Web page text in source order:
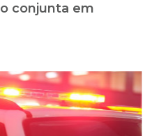
conjunta em